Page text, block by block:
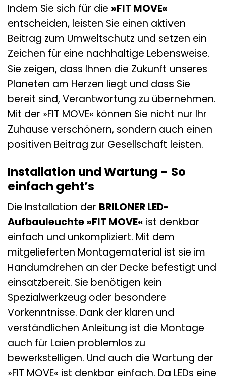
Indem Sie sich für die »FIT MOVE«
entscheiden, leisten Sie einen aktiven
Beitrag zum Umweltschutz und setzen ein
Zeichen für eine nachhaltige Lebensweise.
Sie zeigen, dass Ihnen die Zukunft unseres
Planeten am Herzen liegt und dass Sie
bereit sind, Verantwortung zu übernehmen.
Mit der »FIT MOVE« können Sie nicht nur Ihr
Zuhause verschönern, sondern auch einen
positiven Beitrag zur Gesellschaft leisten.
Installation und Wartung – So
einfach geht’s
Die Installation der BRILONER LED-
Aufbauleuchte »FIT MOVE« ist denkbar
einfach und unkompliziert. Mit dem
mitgelieferten Montagematerial ist sie im
Handumdrehen an der Decke befestigt und
einsatzbereit. Sie benötigen kein
Spezialwerkzeug oder besondere
Vorkenntnisse. Dank der klaren und
verständlichen Anleitung ist die Montage
auch für Laien problemlos zu
bewerkstelligen. Und auch die Wartung der
»FIT MOVE« ist denkbar einfach. Da LEDs eine